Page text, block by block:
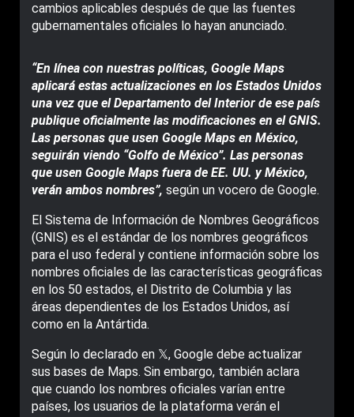
cambios aplicables después de que las fuentes
gubernamentales oficiales lo hayan anunciado.
“En línea con nuestras políticas, Google Maps
aplicará estas actualizaciones en los Estados Unidos
una vez que el Departamento del Interior de ese país
publique oficialmente las modificaciones en el GNIS.
Las personas que usen Google Maps en México,
seguirán viendo “Golfo de México”. Las personas
que usen Google Maps fuera de EE. UU. y México,
verán ambos nombres”, según un vocero de Google.
El Sistema de Información de Nombres Geográficos
(GNIS) es el estándar de los nombres geográficos
para el uso federal y contiene información sobre los
nombres oficiales de las características geográficas
en los 50 estados, el Distrito de Columbia y las
áreas dependientes de los Estados Unidos, así
como en la Antártida.
Según lo declarado en 𝕏, Google debe actualizar
sus bases de Maps. Sin embargo, también aclara
que cuando los nombres oficiales varían entre
países, los usuarios de la plataforma verán el